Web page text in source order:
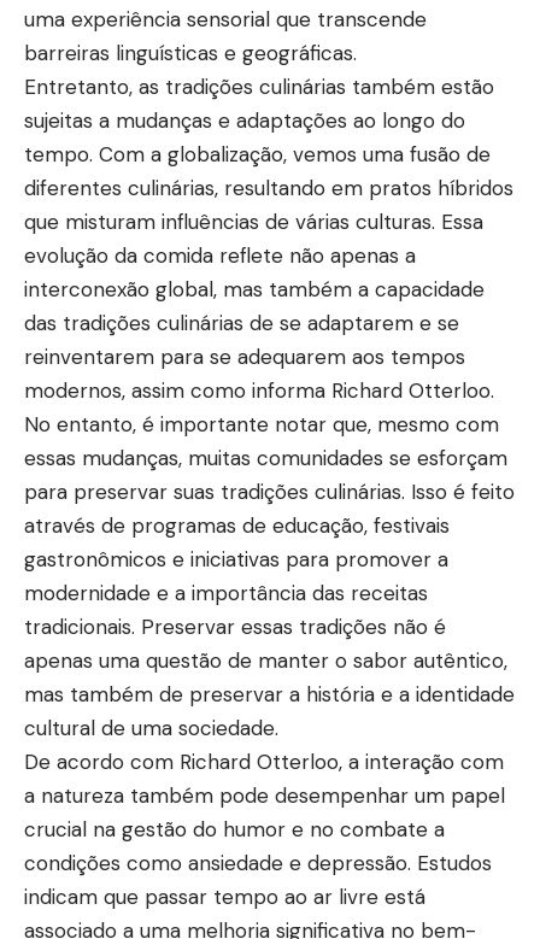
uma experiência sensorial que transcende
barreiras linguísticas e geográficas.
Entretanto, as tradições culinárias também estão
sujeitas a mudanças e adaptações ao longo do
tempo. Com a globalização, vemos uma fusão de
diferentes culinárias, resultando em pratos híbridos
que misturam influências de várias culturas. Essa
evolução da comida reflete não apenas a
interconexão global, mas também a capacidade
das tradições culinárias de se adaptarem e se
reinventarem para se adequarem aos tempos
modernos, assim como informa Richard Otterloo.
No entanto, é importante notar que, mesmo com
essas mudanças, muitas comunidades se esforçam
para preservar suas tradições culinárias. Isso é feito
através de programas de educação, festivais
gastronômicos e iniciativas para promover a
modernidade e a importância das receitas
tradicionais. Preservar essas tradições não é
apenas uma questão de manter o sabor autêntico,
mas também de preservar a história e a identidade
cultural de uma sociedade.
De acordo com Richard Otterloo, a interação com
a natureza também pode desempenhar um papel
crucial na gestão do humor e no combate a
condições como ansiedade e depressão. Estudos
indicam que passar tempo ao ar livre está
associado a uma melhoria significativa no bem-